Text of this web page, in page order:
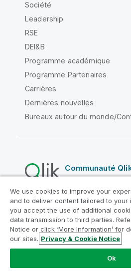
Société
Leadership
RSE
DEI&B
Programme académique
Programme Partenaires
Carrières
Dernières nouvelles
Bureaux autour du monde/
Communauté
Contrats juridiques
Conditions d'utilisation des
Legal Policies
Conditions
Conditions d'utilisation
Do Not Share My Info
Copyright © 1993-2026 QlikTech
We use cookies to improve your
and to deliver content tailored to your
you accept the use of additional
data transmission to third parties.
Notice or click ‘More Information’ for
our sites. Privacy & Cookie Notice
Ok